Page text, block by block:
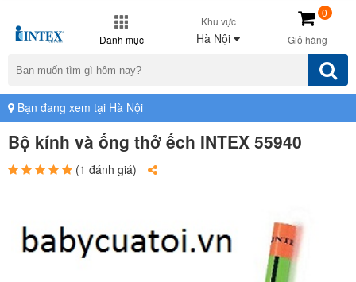
Danh mục
Khu vực
Hà Nội Giỏ hàng
0
Bạn đang xem tại Hà Nội
Bộ kính và ống thở ếch INTEX 55940
(1 đánh giá)